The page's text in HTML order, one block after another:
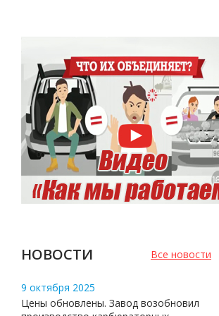
Все новости
НОВОСТИ
9 октября 2025
Цены обновлены. Завод возобновил